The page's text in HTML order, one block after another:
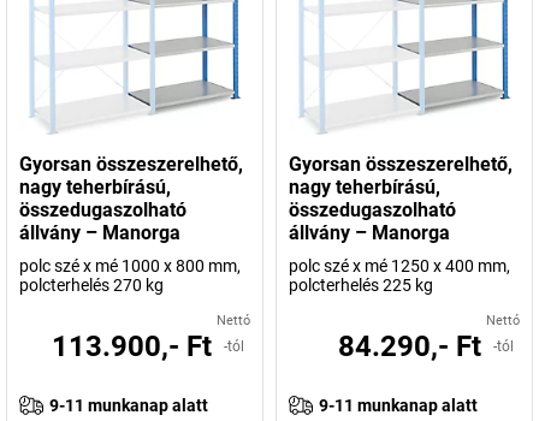
Gyorsan összeszerelhető,
nagy teherbírású,
összedugaszolható
állvány – Manorga
polc szé x mé 1000 x 800 mm,
polcterhelés 270 kg
Nettó
113.900,- Ft -tól
9-11 munkanap alatt
Gyorsan összeszerelhető,
nagy teherbírású,
összedugaszolható
állvány – Manorga
polc szé x mé 1250 x 400 mm,
polcterhelés 225 kg
Nettó
84.290,- Ft -tól
9-11 munkanap alatt